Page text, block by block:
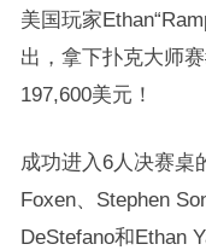
美国玩家
出，拿下扑克大师
197,600美元！
成功进入6人决赛桌
Foxen、Stephen
DeStefano和Ethan